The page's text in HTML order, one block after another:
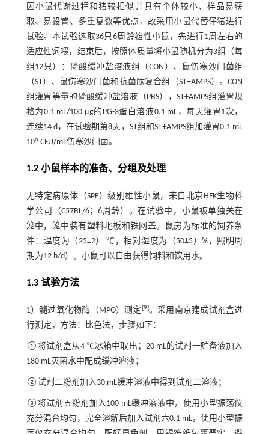
因小鼠代谢过程和猪较相似并具有个体较小、样品易获
取、易设置、多重复数等优点，故采用小鼠代替仔猪进行
试验。本试验选取36只6周龄雄性小鼠，先进行1周左右的
适应性饲喂，结束后，按照体质量将小鼠随机分为3组（每
组12只）：磷酸缓冲盐溶液组（CON）、鼠伤寒沙门菌组
（ST）、鼠伤寒沙门菌和抗菌肽复合组（ST+AMPS）。CON
组灌胃等量的磷酸缓冲盐溶液（PBS），ST+AMPS组灌胃规
格为0.1 mL/100 μg的PG-3蛋白溶液0.1 mL，每天灌胃1次，
连续14 d，在试验期第8天，ST组和ST+AMPS组加灌胃0.1 mL
106CFU/mL伤寒沙门菌。
1.2 小鼠样本的准备、分组及处理
无特定病原体（SPF）级别雄性小鼠，来自北京HFK生物科
学公司（C57BL/6；6周龄）。在试验中，小鼠被单独关在
笼中，笼中装有塑料地板和铁网盖。鼠房为标准的饲养条
件：温度为（25±2） ℃，相对湿度为（50±5）%，照明周
期为12 h/d）。小鼠可以自由获得饲料和饮用水。
1.3 试验方法
1）髓过氧化物酶（MPO）测定 [9]。采用南京建成试剂盒进
行测定，方法：比色法，步骤如下：
①将试剂盒从4 ℃冰箱中取出；20 mL的试剂一贮备液加入
180 mL灭菌水中配成缓冲溶液；
②试剂二粉剂加入30 mL缓冲溶液中得到试剂二溶液；
③将试剂五粉剂加入100 mL缓冲溶液中，使用小型振荡仪
充分混合均匀，完全溶解后加入试剂六0.1 mL，使用小型振